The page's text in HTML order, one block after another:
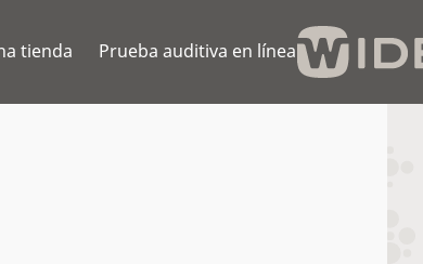
tienda Prueba auditiva en línea